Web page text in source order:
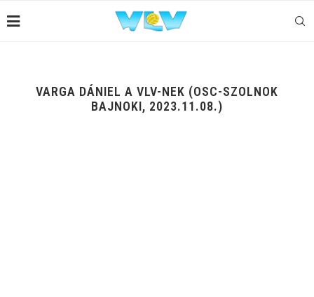
VARGA DÁNIEL A VLV-NEK (OSC-SZOLNOK
BAJNOKI, 2023.11.08.)